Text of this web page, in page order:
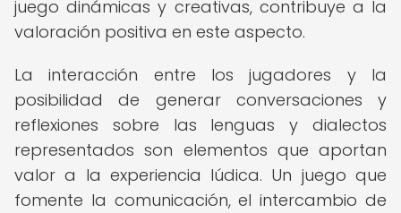
juego dinámicas y creativas, contribuye a la
valoración positiva en este aspecto.
La interacción entre los jugadores y la
posibilidad de generar conversaciones y
reflexiones sobre las lenguas y dialectos
representados son elementos que aportan
valor a la experiencia lúdica. Un juego que
fomente la comunicación, el intercambio de